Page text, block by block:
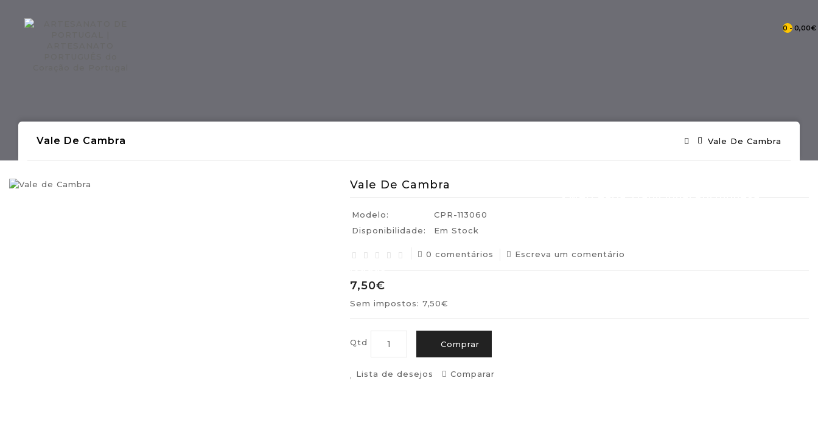
0 - 0,00€
- Mercearia Tradicional Portuguesa
- Produções Artesanais Tradicionais Portuguesas Certificadas
Vale De Cambra Vale De Cambra
Vale De Cambra
Modelo:
CPR-113060
Disponibilidade:
Em Stock
0 comentários Escreva um comentário
7,50€
Sem impostos: 7,50€
Qtd Comprar
Lista de desejos Comparar